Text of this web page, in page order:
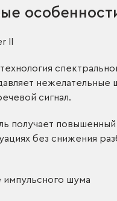
II
нежелательные
сигнал.
получает
без снижения
импульсного шума